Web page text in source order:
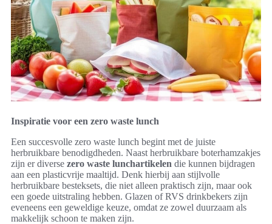
Inspiratie voor een zero waste lunch
Een succesvolle zero waste lunch begint met de juiste
herbruikbare benodigdheden. Naast herbruikbare boterhamzakjes
zijn er diverse zero waste lunchartikelen die kunnen bijdragen
aan een plasticvrije maaltijd. Denk hierbij aan stijlvolle
herbruikbare besteksets, die niet alleen praktisch zijn, maar ook
een goede uitstraling hebben. Glazen of RVS drinkbekers zijn
eveneens een geweldige keuze, omdat ze zowel duurzaam als
makkelijk schoon te maken zijn.